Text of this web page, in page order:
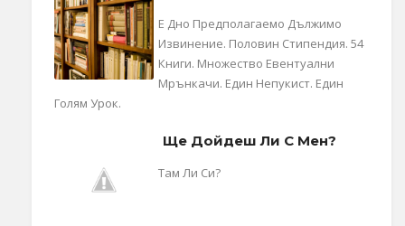
Е Дно Предполагаемо Дължимо
Извинение. Половин Стипендия. 54
Книги. Множество Евентуални
Мрънкачи. Един Непукист. Един
Голям Урок.
Ще Дойдеш Ли С Мен?
Там Ли Си?